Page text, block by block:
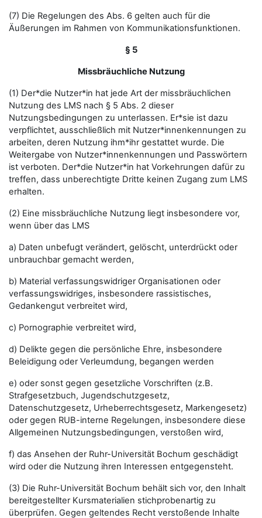
(7) Die Regelungen des Abs. 6 gelten auch für die
Äußerungen im Rahmen von Kommunikationsfunktionen.
§ 5
Missbräuchliche Nutzung
(1) Der*die Nutzer*in hat jede Art der missbräuchlichen
Nutzung des LMS nach § 5 Abs. 2 dieser
Nutzungsbedingungen zu unterlassen. Er*sie ist dazu
verpflichtet, ausschließlich mit Nutzer*innenkennungen zu
arbeiten, deren Nutzung ihm*ihr gestattet wurde. Die
Weitergabe von Nutzer*innenkennungen und Passwörtern
ist verboten. Der*die Nutzer*in hat Vorkehrungen dafür zu
treffen, dass unberechtigte Dritte keinen Zugang zum LMS
erhalten.
(2) Eine missbräuchliche Nutzung liegt insbesondere vor,
wenn über das LMS
a) Daten unbefugt verändert, gelöscht, unterdrückt oder
unbrauchbar gemacht werden,
b) Material verfassungswidriger Organisationen oder
verfassungswidriges, insbesondere rassistisches,
Gedankengut verbreitet wird,
c) Pornographie verbreitet wird,
d) Delikte gegen die persönliche Ehre, insbesondere
Beleidigung oder Verleumdung, begangen werden
e) oder sonst gegen gesetzliche Vorschriften (z.B.
Strafgesetzbuch, Jugendschutzgesetz,
Datenschutzgesetz, Urheberrechtsgesetz, Markengesetz)
oder gegen RUB-interne Regelungen, insbesondere diese
Allgemeinen Nutzungsbedingungen, verstoßen wird,
f) das Ansehen der Ruhr-Universität Bochum geschädigt
wird oder die Nutzung ihren Interessen entgegensteht.
(3) Die Ruhr-Universität Bochum behält sich vor, den Inhalt
bereitgestellter Kursmaterialien stichprobenartig zu
überprüfen. Gegen geltendes Recht verstoßende Inhalte